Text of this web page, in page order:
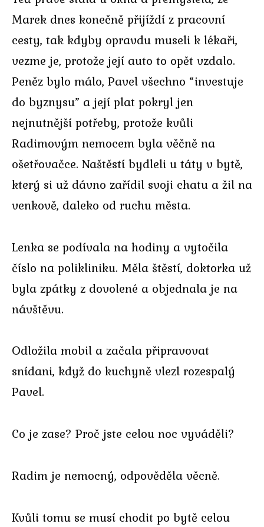
Marek dnes konečně přijíždí z pracovní
cesty, tak kdyby opravdu museli k lékaři,
vezme je, protože její auto to opět vzdalo.
Peněz bylo málo, Pavel všechno “investuje
do byznysu” a její plat pokryl jen
nejnutnější potřeby, protože kvůli
Radimovým nemocem byla věčně na
ošetřovačce. Naštěstí bydleli u táty v bytě,
který si už dávno zařídil svoji chatu a žil na
venkově, daleko od ruchu města.
Lenka se podívala na hodiny a vytočila
číslo na polikliniku. Měla štěstí, doktorka už
byla zpátky z dovolené a objednala je na
návštěvu.
Odložila mobil a začala připravovat
snídani, když do kuchyně vlezl rozespalý
Pavel.
Co je zase? Proč jste celou noc vyváděli?
Radim je nemocný, odpověděla věcně.
Kvůli tomu se musí chodit po bytě celou